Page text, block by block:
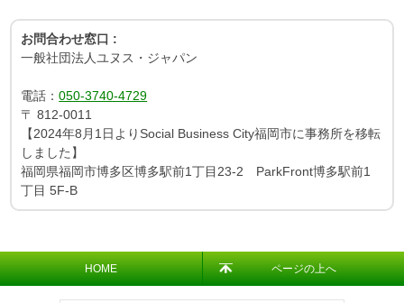
お問合わせ窓口 :
一般社団法人ユヌス・ジャパン
電話：050-3740-4729
〒812-0011
【2024年8月1日よりSocial Business City福岡市に事務所を移転
しました】
福岡県福岡市博多区博多駅前1丁目23-2 ParkFront博多駅前1
丁目 5F-B
HOME ページの上へ